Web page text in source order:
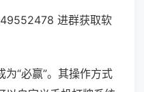
进群获取软
“必赢”。其操作方式